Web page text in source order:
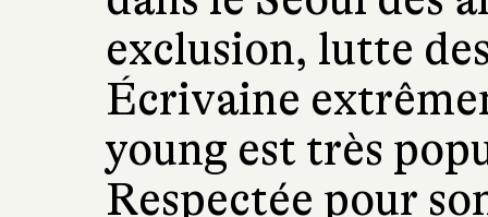
exclusion, lutte
Écrivaine
young est très
Respectée pour